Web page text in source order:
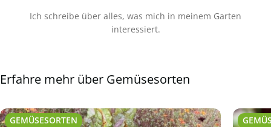
Ich schreibe über alles, was mich in meinem Garten
interessiert.
Erfahre mehr über Gemüsesorten
GEMÜSESORTEN